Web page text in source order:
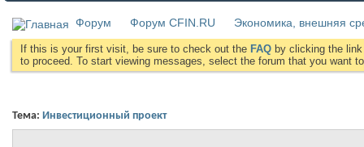
Форум Форум CFIN.RU Экономика, внешняя
If this is your first visit, be sure to check out the FAQ by clicking the
to proceed. To start viewing messages, select the forum that you want
Тема: Инвестиционный проект